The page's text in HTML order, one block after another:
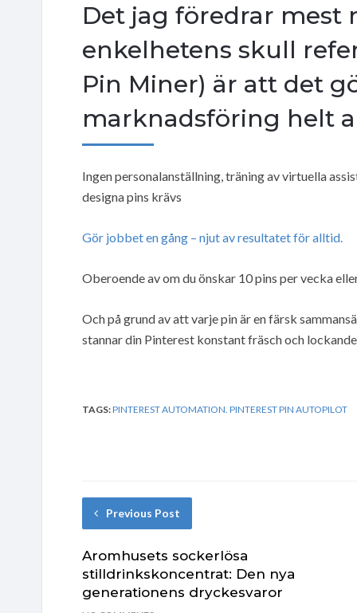
Det jag föredrar mest
enkelhetens skull
Pin Miner) är att det
marknadsföring helt
Ingen personalanställning, träning av virtuella
designa pins krävs
Gör jobbet en gång – njut av resultatet för alltid.
Oberoende av om du önskar 10 pins per vecka
Och på grund av att varje pin är en färsk
stannar din Pinterest konstant fräsch och
TAGS:PINTEREST AUTOMATION. PINTEREST PIN AUTOPILOT
Previous Post
Aromhusets sockerlösa
stilldrinkskoncentrat: Den nya
generationens dryckesvaror